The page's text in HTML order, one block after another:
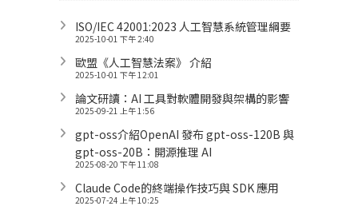
ISO/IEC 42001:2023 人工智慧系統管理綱要
2025-10-01 下午 2:40
歐盟《人工智慧法案》 介紹
2025-10-01 下午 12:01
論文研讀：AI 工具對軟體開發與架構的影響
2025-09-21 上午 1:56
gpt-oss介紹OpenAI 發布 gpt-oss-120B 與
gpt-oss-20B：開源推理 AI
2025-08-20 下午 11:08
Claude Code的終端操作技巧與 SDK 應用
2025-07-24 上午 10:25